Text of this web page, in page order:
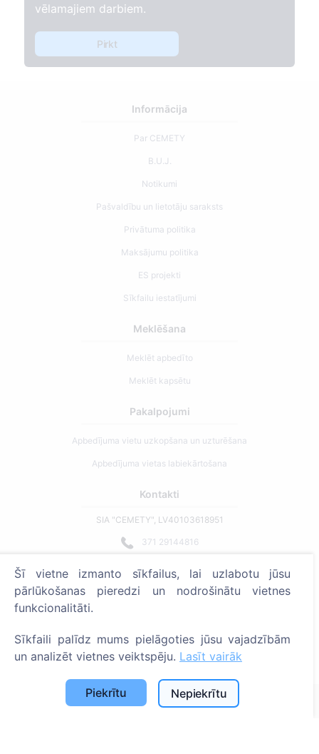
vēlamajiem darbiem.
Pirkt
Informācija
Par CEMETY
B.U.J.
Notikumi
Pašvaldību un lietotāju saraksts
Privātuma politika
Maksājumu politika
ES projekti
Sīkfailu iestatījumi
Meklēšana
Meklēt apbedīto
Meklēt kapsētu
Pakalpojumi
Apbedījuma vietu uzkopšana un uzturēšana
Apbedījuma vietas labiekārtošana
Kontakti
SIA "CEMETY", LV40103618951
371 29144816
Strādājam visā Latvijā!
Administratoriem
© 2013 - 2026 Cemety Visas tiesības aizsargātas
Privātuma politika un noteikumi.
Šī vietne izmanto sīkfailus, lai uzlabotu jūsu
pārlūkošanas pieredzi un nodrošinātu vietnes
funkcionalitāti.
Sīkfaili palīdz mums pielāgoties jūsu vajadzībām
un analizēt vietnes veiktspēju. Lasīt vairāk
Piekrītu Nepiekrītu